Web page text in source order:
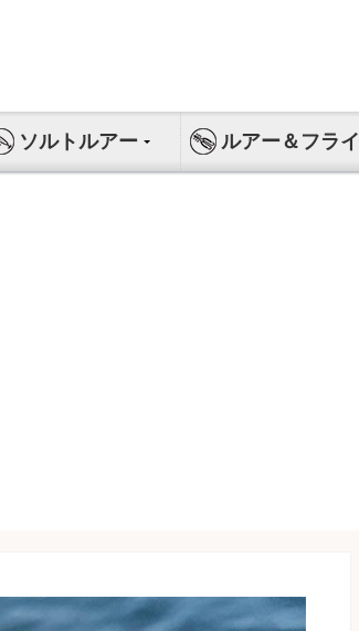
ソルトルアー ルアー＆フライ